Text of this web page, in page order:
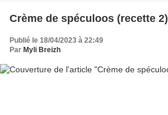
Crème de spéculoos (recette 2)
Publié le 18/04/2023 à 22:49
Par Myli Breizh